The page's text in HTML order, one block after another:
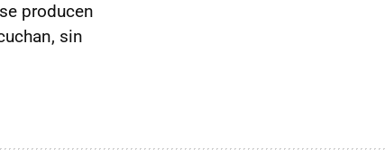
producen
sin